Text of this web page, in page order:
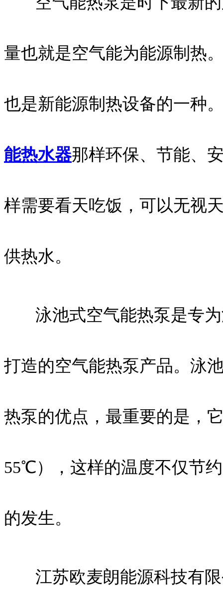
量也就是空气能为能源制热
也是新能源制热设备的一种
能热水器那样环保、节能、
样需要看天吃饭，可以无视
供热水。
泳池式空气能热泵是专为
打造的空气能热泵产品。泳
热泵的优点，最重要的是，
55℃），这样的温度不仅节
的发生。
江苏欧麦朗能源科技有限